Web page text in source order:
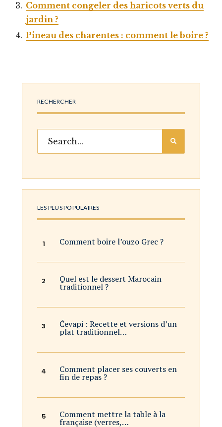
Comment congeler des haricots verts du
jardin ?
Pineau des charentes : comment le boire ?
RECHERCHER
LES PLUS POPULAIRES
Comment boire l’ouzo Grec ?
Quel est le dessert Marocain
traditionnel ?
Ćevapi : Recette et versions d’un
plat traditionnel…
Comment placer ses couverts en
fin de repas ?
Comment mettre la table à la
française (verres,…